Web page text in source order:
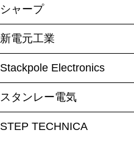
シャープ
新電元工業
Stackpole Electronics
スタンレー電気
STEP TECHNICA